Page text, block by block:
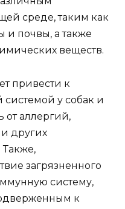
среде, таким как
и почвы, а также
веществ.
привести к
у собак и
от аллергий,
других
Также,
загрязненного
систему,
к